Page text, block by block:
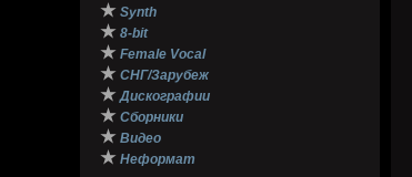
★ Synth
★ 8-bit
★ Female Vocal
★ СНГ/Зарубеж
★ Дискографии
★ Сборники
★ Видео
★ Неформат